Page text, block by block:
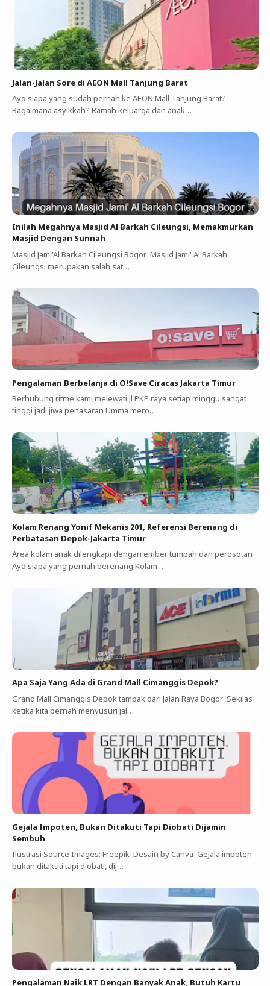
Jalan-Jalan Sore di AEON Mall Tanjung Barat
Ayo siapa yang sudah pernah ke AEON Mall Tanjung Barat?
Bagaimana asyikkah? Ramah keluarga dan anak…
Inilah Megahnya Masjid Al Barkah Cileungsi, Memakmurkan
Masjid Dengan Sunnah
Masjid Jami'Al Barkah Cileungsi Bogor Masjid Jami' Al Barkah
Cileungsi merupakan salah sat…
Pengalaman Berbelanja di O!Save Ciracas Jakarta Timur
Berhubung ritme kami melewati Jl PKP raya setiap minggu sangat
tinggi jadi jiwa penasaran Umma mero…
Kolam Renang Yonif Mekanis 201, Referensi Berenang di
Perbatasan Depok-Jakarta Timur
Area kolam anak dilengkapi dengan ember tumpah dan perosotan
Ayo siapa yang pernah berenang Kolam …
Apa Saja Yang Ada di Grand Mall Cimanggis Depok?
Grand Mall Cimanggis Depok tampak dari Jalan Raya Bogor Sekilas
ketika kita pernah menyusuri jal…
Gejala Impoten, Bukan Ditakuti Tapi Diobati Dijamin
Sembuh
Ilustrasi Source Images: Freepik Desain by Canva Gejala impoten
bukan ditakuti tapi diobati, dij…
Pengalaman Naik LRT Dengan Banyak Anak, Butuh Kartu